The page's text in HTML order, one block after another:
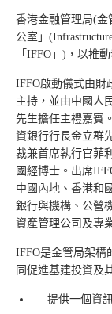
香港金融管理局(金
公室」
「IFFO」)，以推
IFFO啟動儀式由財
主持，並由中國人
先生擔任主禮嘉賓
資銀行行長金立群
裁兼首席執行官菲
國經博士。出席
中國內地、香港和
銀行與機構、公營
資產管理公司及專
IFFO是金管局架構
同促進基建投資及
提供一個資